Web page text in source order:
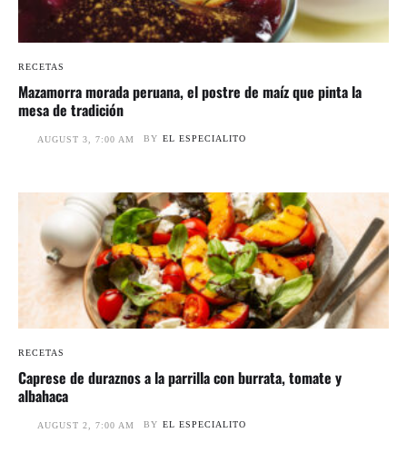
RECETAS
Mazamorra morada peruana, el postre de maíz que pinta la
mesa de tradición
AUGUST 3, 7:00 AM BY EL ESPECIALITO
RECETAS
Caprese de duraznos a la parrilla con burrata, tomate y
albahaca
AUGUST 2, 7:00 AM BY EL ESPECIALITO